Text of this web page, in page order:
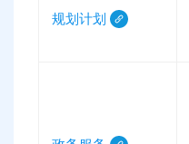
规划计划